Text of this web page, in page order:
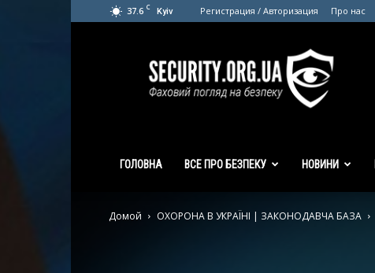
37.6 C Kyiv Регистрация / Авторизация Про нас
SECURITY.org.ua
ГОЛОВНА ВСЕ ПРО БЕЗПЕКУ НОВИНИ
Домой ОХОРОНА В УКРАЇНІ | ЗАКОНОДАВЧА БАЗА